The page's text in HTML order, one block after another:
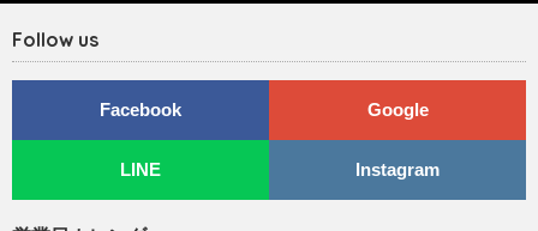
Follow us
Facebook Google
LINE Instagram